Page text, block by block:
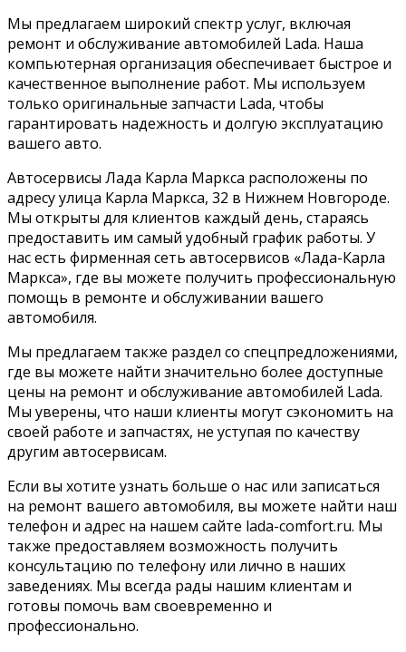
Мы предлагаем широкий спектр услуг, включая
ремонт и обслуживание автомобилей Lada. Наша
компьютерная организация обеспечивает быстрое и
качественное выполнение работ. Мы используем
только оригинальные запчасти Lada, чтобы
гарантировать надежность и долгую эксплуатацию
вашего авто.
Автосервисы Лада Карла Маркса расположены по
адресу улица Карла Маркса, 32 в Нижнем Новгороде.
Мы открыты для клиентов каждый день, стараясь
предоставить им самый удобный график работы. У
нас есть фирменная сеть автосервисов «Лада-Карла
Маркса», где вы можете получить профессиональную
помощь в ремонте и обслуживании вашего
автомобиля.
Мы предлагаем также раздел со спецпредложениями,
где вы можете найти значительно более доступные
цены на ремонт и обслуживание автомобилей Lada.
Мы уверены, что наши клиенты могут сэкономить на
своей работе и запчастях, не уступая по качеству
другим автосервисам.
Если вы хотите узнать больше о нас или записаться
на ремонт вашего автомобиля, вы можете найти наш
телефон и адрес на нашем сайте lada-comfort.ru. Мы
также предоставляем возможность получить
консультацию по телефону или лично в наших
заведениях. Мы всегда рады нашим клиентам и
готовы помочь вам своевременно и
профессионально.